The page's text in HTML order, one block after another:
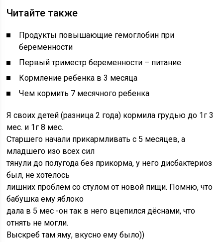
Читайте также
Продукты повышающие гемоглобин при
беременности
Первый триместр беременности – питание
Кормление ребенка в 3 месяца
Чем кормить 7 месячного ребенка
Я своих детей (разница 2 года) кормила грудью до 1г 3
мес. и 1г 8 мес.
Старшего начали прикармливать с 5 месяцев, а
младшего изо всех сил
тянули до полугода без прикорма, у него дисбактериоз
был, не хотелось
лишних проблем со стулом от новой пищи. Помню, что
бабушка ему яблоко
дала в 5 мес -он так в него вцепился дёснами, что
отнять не могли.
Выскреб там яму, вкусно ему было))